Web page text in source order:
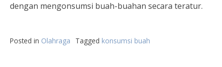
dengan mengonsumsi buah-buahan secara teratur.
Posted in Olahraga Tagged konsumsi buah